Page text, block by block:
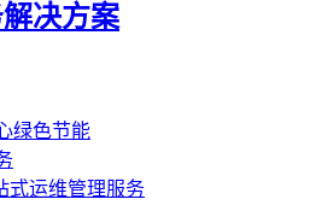
决方案
绿色节能
式运维管理服务